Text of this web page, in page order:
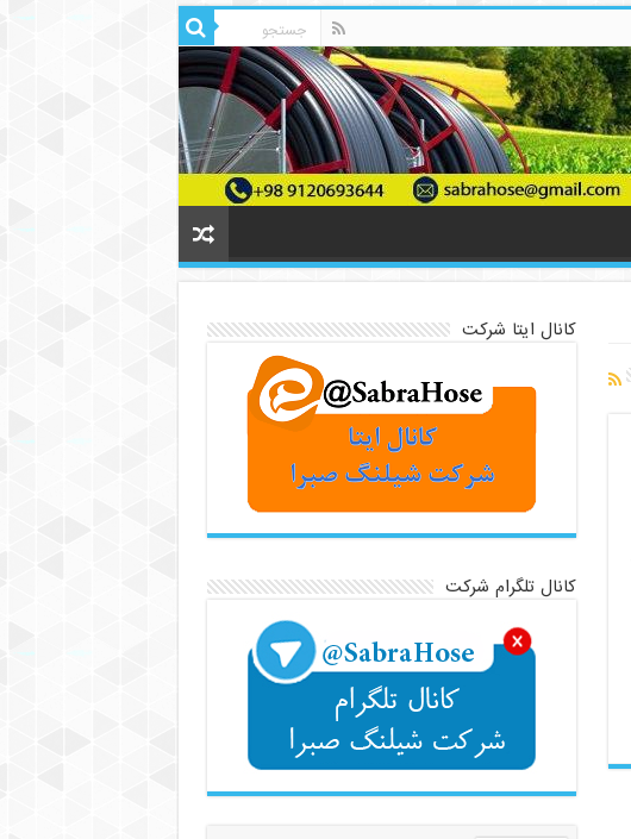
کانال ایتا شرکت
کانال تلگرام شرکت